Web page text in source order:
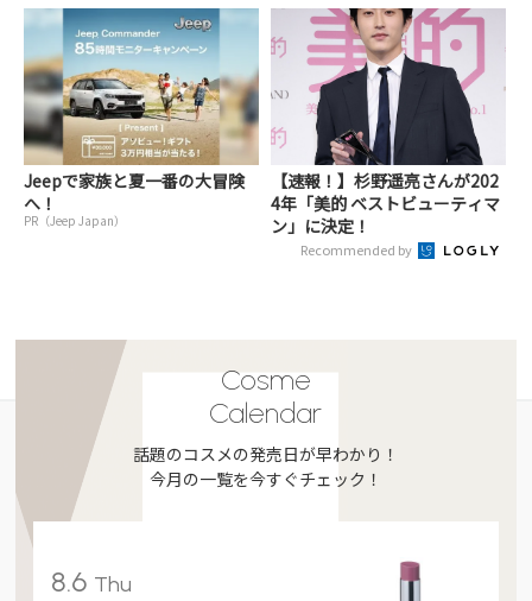
Jeepで家族と夏一番の大冒険
へ！
PR（Jeep Japan）
【速報！】杉野遥亮さんが202
4年「美的 ベストビューティマ
ン」に決定！
Recommended by
Cosme
Calendar
話題のコスメの発売日が早わかり！
今月の一覧を今すぐチェック！
8.6 Thu